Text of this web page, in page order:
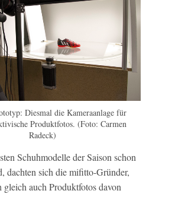
Diesmal die Kameraanlage für
Produktfotos. (Foto: Carmen
Radeck)
Schuhmodelle der Saison schon
dachten sich die mifitto-Gründer,
gleich auch Produktfotos davon